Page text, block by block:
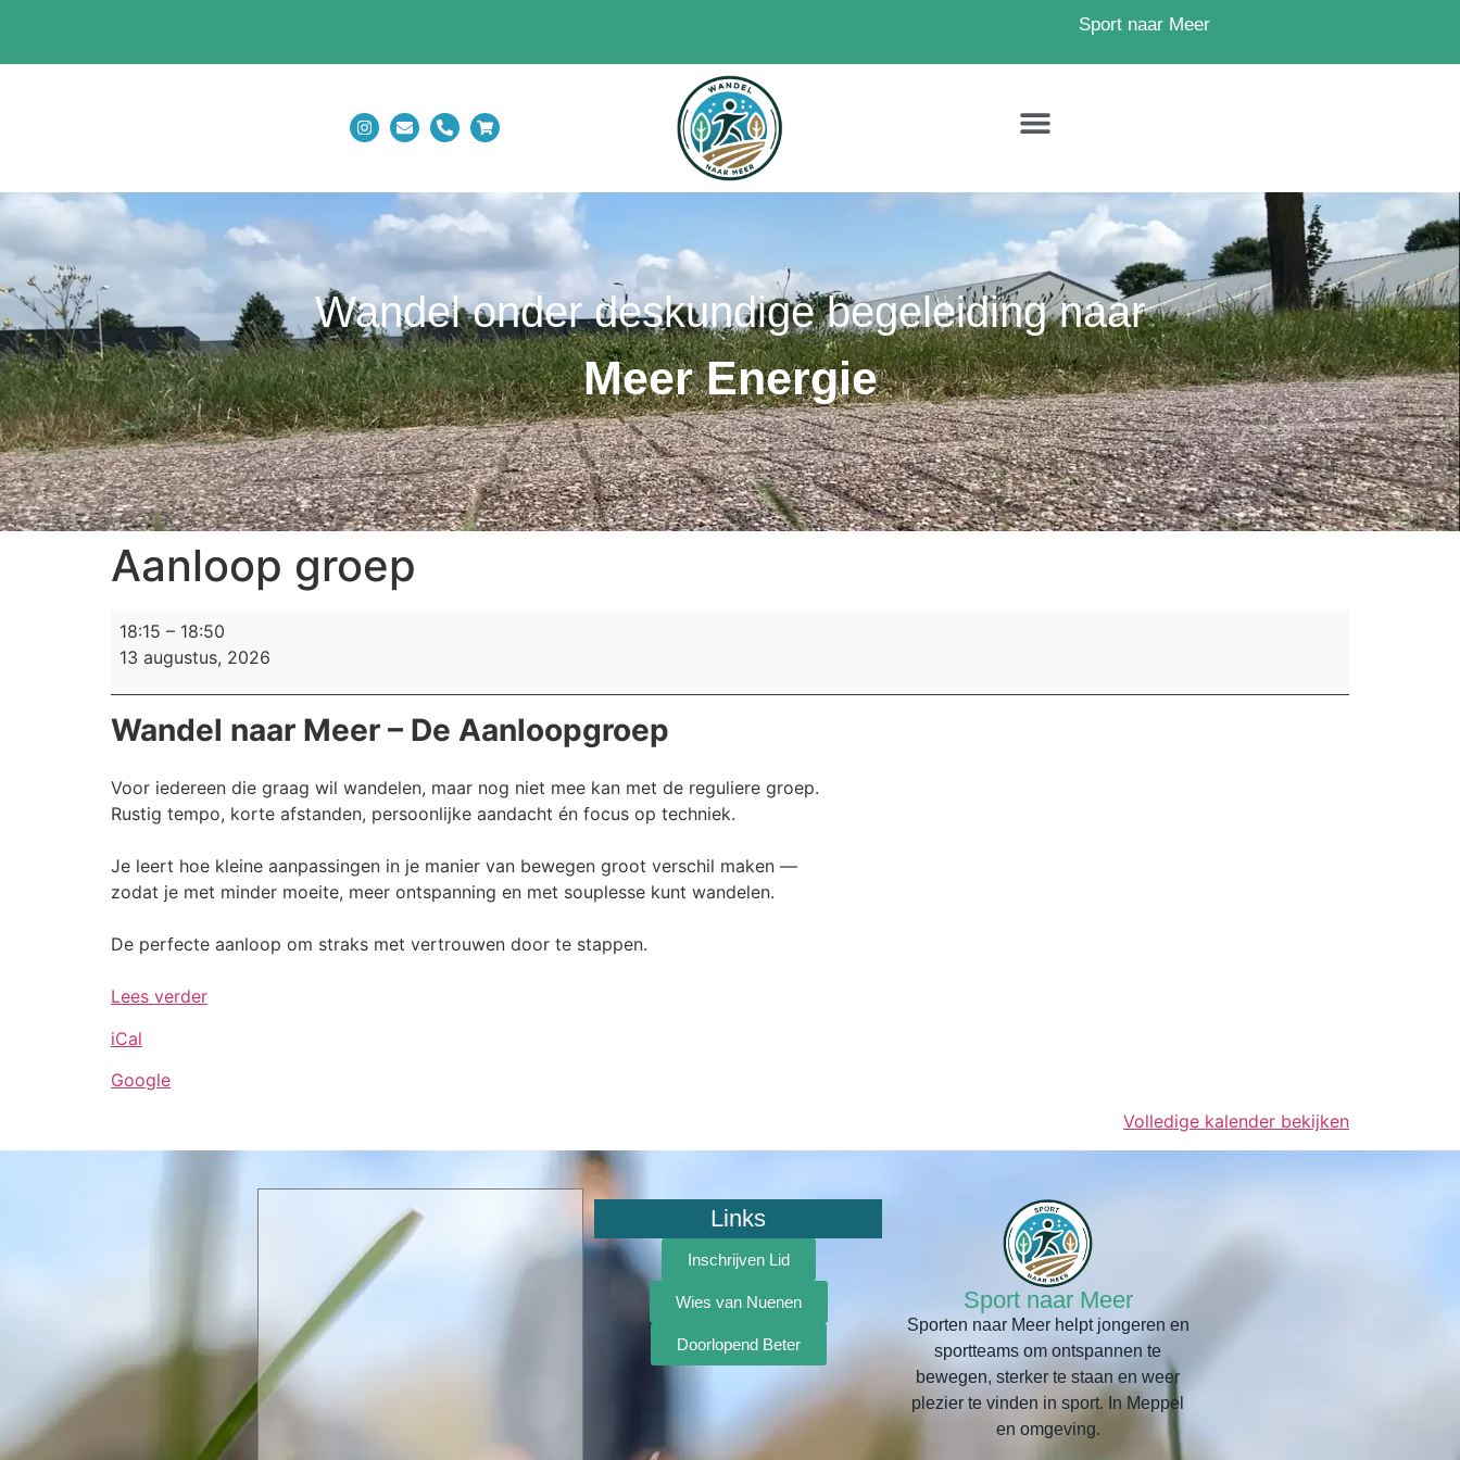
Sport naar Meer
Wandel onder deskundige begeleiding naar
Meer Energie
Aanloop groep
18:15 – 18:50
13 augustus, 2026
Wandel naar Meer – De Aanloopgroep
Voor iedereen die graag wil wandelen, maar nog niet mee kan met de reguliere groep.
Rustig tempo, korte afstanden, persoonlijke aandacht én focus op techniek.
Je leert hoe kleine aanpassingen in je manier van bewegen groot verschil maken —
zodat je met minder moeite, meer ontspanning en met souplesse kunt wandelen.
De perfecte aanloop om straks met vertrouwen door te stappen.
Lees verder
iCal
Google
Volledige kalender bekijken
Links
Inschrijven Lid
Wies van Nuenen
Doorlopend Beter
Sport naar Meer
Sporten naar Meer helpt jongeren en
sportteams om ontspannen te
bewegen, sterker te staan en weer
plezier te vinden in sport. In Meppel
en omgeving.